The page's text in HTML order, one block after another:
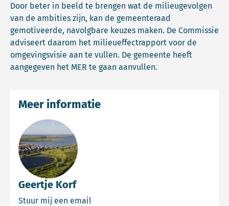
Door beter in beeld te brengen wat de milieugevolgen
van de ambities zijn, kan de gemeenteraad
gemotiveerde, navolgbare keuzes maken. De Commissie
adviseert daarom het milieueffectrapport voor de
omgevingsvisie aan te vullen. De gemeente heeft
aangegeven het MER te gaan aanvullen.
Geertje Korf
Stuur mij een email
Meer informatie